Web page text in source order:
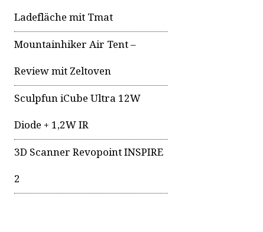
Ladefläche mit Tmat
Mountainhiker Air Tent –
Review mit Zeltoven
Sculpfun iCube Ultra 12W
Diode + 1,2W IR
3D Scanner Revopoint INSPIRE
2